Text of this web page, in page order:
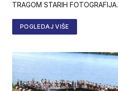
TRAGOM STARIH FOTOGRAFIJA.
POGLEDAJ VIŠE